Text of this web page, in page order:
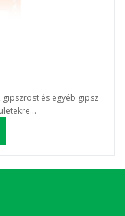
és egyéb gipsz